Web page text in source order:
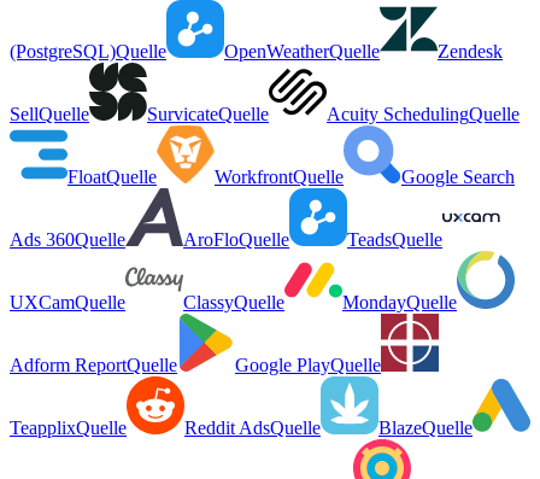
(PostgreSQL)Quelle OpenWeatherQuelle Zendesk
SellQuelle SurvicateQuelle Acuity SchedulingQuelle
FloatQuelle WorkfrontQuelle Google Search
Ads 360Quelle AroFloQuelle TeadsQuelle
UXCamQuelle ClassyQuelle MondayQuelle
Adform ReportQuelle Google PlayQuelle
TeapplixQuelle Reddit AdsQuelle BlazeQuelle